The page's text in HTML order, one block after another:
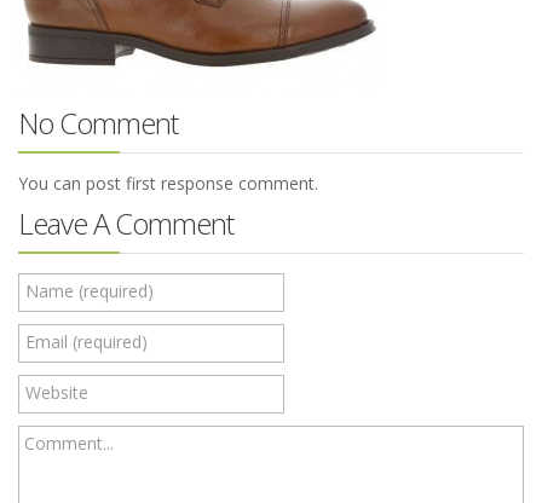
No Comment
You can post first response comment.
Leave A Comment
Name (required)
Email (required)
Website
Comment...